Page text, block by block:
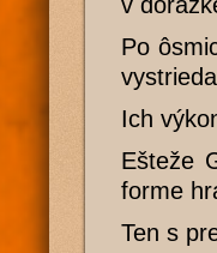
Po
Ich
Ešteže
forme
Ten s